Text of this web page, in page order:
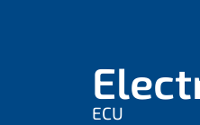
ECU